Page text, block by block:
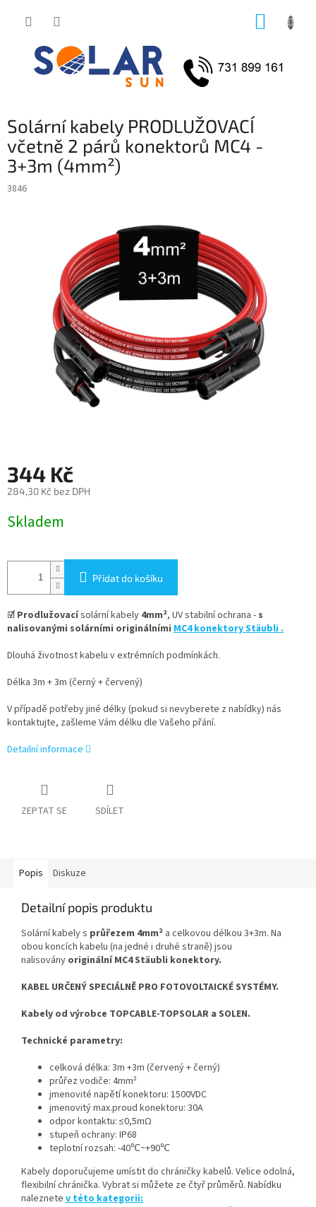
Solární kabely PRODLUŽOVACÍ
včetně 2 párů konektorů MC4 -
3+3m (4mm²)
3846
344 Kč
284,30 Kč bez DPH
cena:
Skladem
Přidat do košíku
☑ Prodlužovacísolární kabely 4mm², UV stabilní ochrana - s
nalisovanými solárními originálními MC4 konektory Stäubli .
Dlouhá životnost kabelu v extrémních podmínkách.
Délka 3m + 3m (černý + červený)
V případě potřeby jiné délky (pokud si nevyberete z nabídky) nás
kontaktujte, zašleme Vám délku dle Vašeho přání.
Detailní informace
ZEPTAT SE SDÍLET
Popis Diskuze
Detailní popis produktu
Solární kabely s průřezem 4mm² a celkovou délkou 3+3m. Na
obou koncích kabelu (na jedné i druhé straně) jsou
nalisovány originální MC4 Stäubli konektory.
KABEL URČENÝ SPECIÁLNĚ PRO FOTOVOLTAICKÉ SYSTÉMY.
Kabely od výrobce TOPCABLE-TOPSOLAR a SOLEN.
Technické parametry:
celková délka: 3m +3m (červený + černý)
průřez vodiče: 4mm²
jmenovité napětí konektoru: 1500VDC
jmenovitý max.proud konektoru: 30A
odpor kontaktu: ≤0,5mΩ
stupeň ochrany: IP68
teplotní rozsah: -40℃~+90℃
Kabely doporučujeme umístit do chráničky kabelů. Velice odolná,
flexibilní chránička. Vybrat si můžete ze čtyř průměrů. Nabídku
naleznete v této kategorii: